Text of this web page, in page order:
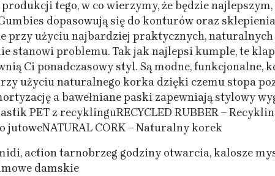
tego, w co wierzymy, że będzie
dopasowują się do konturów oraz
przy użyciu najbardziej praktycznych,
stanowi problemu. Tak jak najlepsi kumple, te
Ci ponadczasowy styl. Są modne, funkcjonalne,
użyciu naturalnego korka dzięki czemu stopa
a bawełniane paski zapewniają stylowy
PET z recyklinguRECYCLED RUBBER –
jutoweNATURAL CORK – Naturalny korek
action tarnobrzeg godziny otwarcia, kalosze
damskie